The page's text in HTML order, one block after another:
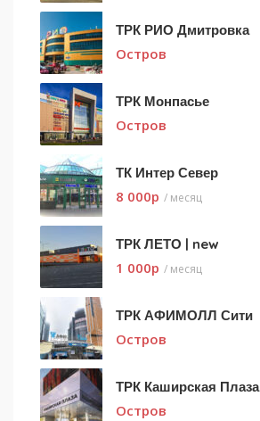
ТРК РИО Дмитровка
Остров
ТРК Монпасье
Остров
ТК Интер Север
8 000p / месяц
ТРК ЛЕТО | new
1 000p / месяц
ТРК АФИМОЛЛ Сити
Остров
ТРК Каширская Плаза
Остров